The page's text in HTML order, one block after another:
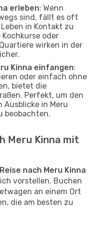
erleben: Wenn
sind, fällt es oft
in Kontakt zu
oder
wirken in der
Kinna einfangen:
oder einfach ohne
bietet die
Perfekt, um den
in Meru
beobachten.
Meru Kinna mit
Reise nach Meru Kinna
vorstellen. Buchen
an einem Ort
die am besten zu